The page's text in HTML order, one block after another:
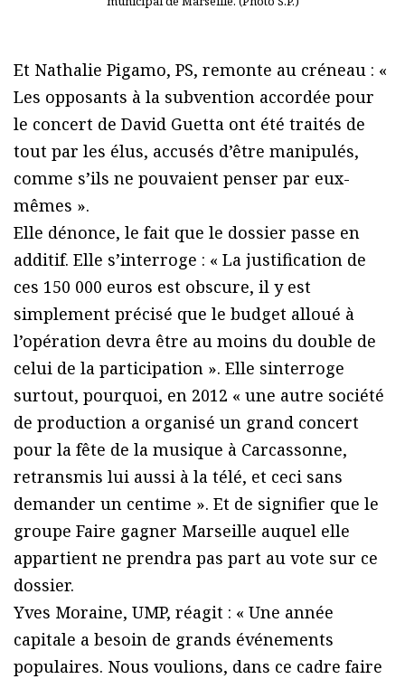
Et Nathalie Pigamo, PS, remonte au créneau : «
Les opposants à la subvention accordée pour
le concert de David Guetta ont été traités de
tout par les élus, accusés d’être manipulés,
comme s’ils ne pouvaient penser par eux-
mêmes ».
Elle dénonce, le fait que le dossier passe en
additif. Elle s’interroge : « La justification de
ces 150 000 euros est obscure, il y est
simplement précisé que le budget alloué à
l’opération devra être au moins du double de
celui de la participation ». Elle sinterroge
surtout, pourquoi, en 2012 « une autre société
de production a organisé un grand concert
pour la fête de la musique à Carcassonne,
retransmis lui aussi à la télé, et ceci sans
demander un centime ». Et de signifier que le
groupe Faire gagner Marseille auquel elle
appartient ne prendra pas part au vote sur ce
dossier.
Yves Moraine, UMP, réagit : « Une année
capitale a besoin de grands événements
populaires. Nous voulions, dans ce cadre faire